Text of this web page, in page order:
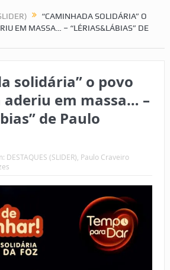
“CAMINHADA SOLIDÁRIA” O
EM MASSA… – “LÉRIAS&LÁBIAS” DE
solidária” o povo
aderiu em massa… –
de Paulo
DESTAQUES (SLIDER) Paulo Craveiro